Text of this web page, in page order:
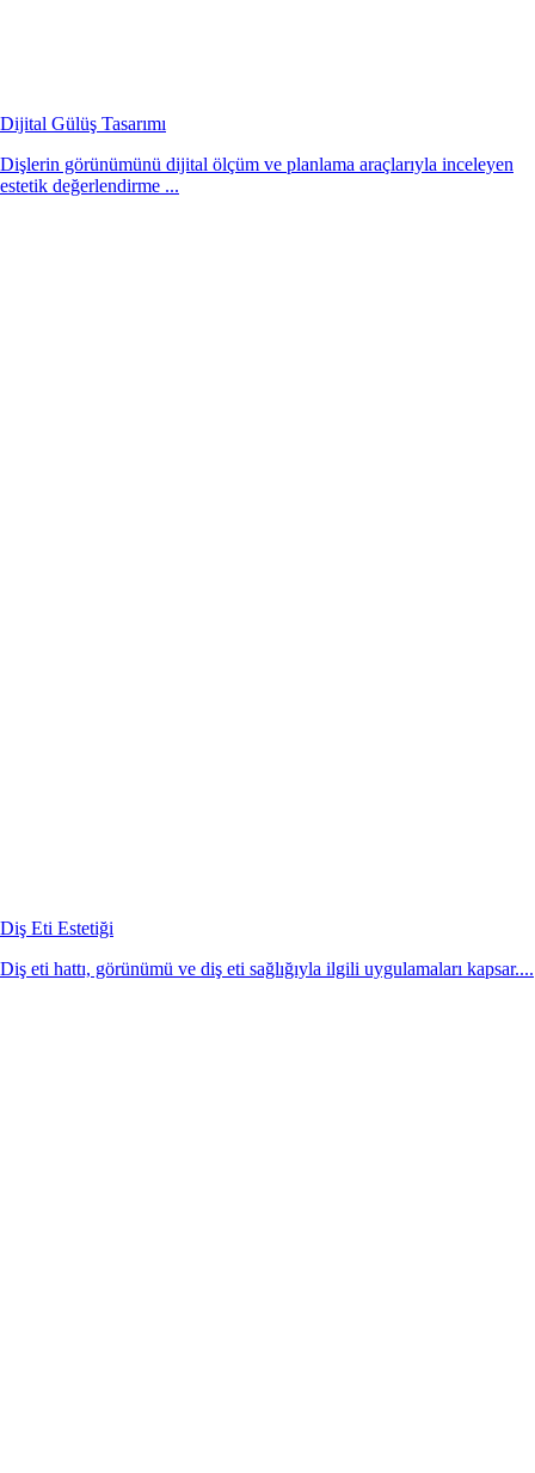
Dijital Gülüş Tasarımı
Dişlerin görünümünü dijital ölçüm ve planlama araçlarıyla inceleyen
estetik değerlendirme ...
Diş Eti Estetiği
Diş eti hattı, görünümü ve diş eti sağlığıyla ilgili uygulamaları kapsar....